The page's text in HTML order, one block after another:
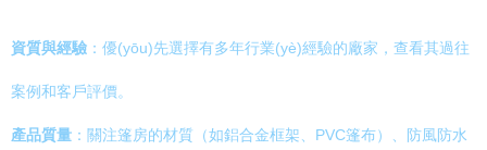
資質與經驗 ：優(yōu)先選擇有多年行業(yè)經驗的廠家，查看其過往
案例和客戶評價。
產品質量 ：關注篷房的材質（如鋁合金框架、PVC篷布）、防風防水